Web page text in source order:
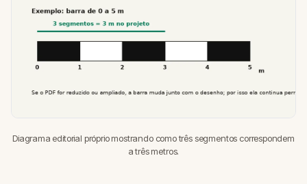
Diagrama editorial próprio mostrando como três segmentos correspondem
a três metros.